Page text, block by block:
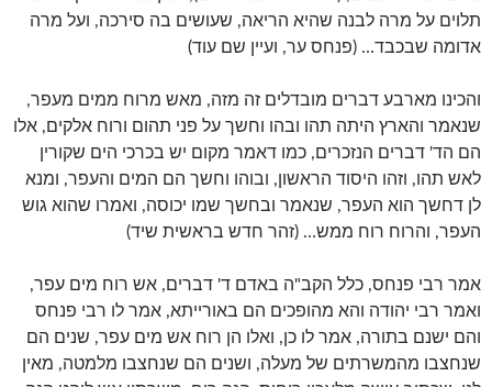
תלוים על מרה לבנה שהיא הריאה, שעושים בה סירכה, ועל מרה
אדומה שבכבד… (פנחס ער, ועיין שם עוד)
והכינו מארבע דברים מובדלים זה מזה, מאש מרוח ממים מעפר,
שנאמר והארץ היתה תהו ובהו וחשך על פני תהום ורוח אלקים, אלו
הם הד' דברים הנזכרים, כמו דאמר מקום יש בכרכי הים שקורין
לאש תהו, וזהו היסוד הראשון, ובוהו וחשך הם המים והעפר, ומנא
לן דחשך הוא העפר, שנאמר ובחשך שמו יכוסה, ואמרו שהוא גוש
העפר, והרוח רוח ממש… (זהר חדש בראשית שיד)
אמר רבי פנחס, כלל הקב"ה באדם ד' דברים, אש רוח מים עפר,
ואמר רבי יהודה והא מהופכים הם באורייתא, אמר לו רבי פנחס
והם ישנם בתורה, אמר לו כן, ואלו הן רוח אש מים עפר, שנים הם
שנחצבו מהמשרתים של מעלה, ושנים הם שנחצבו מלמטה, מאין